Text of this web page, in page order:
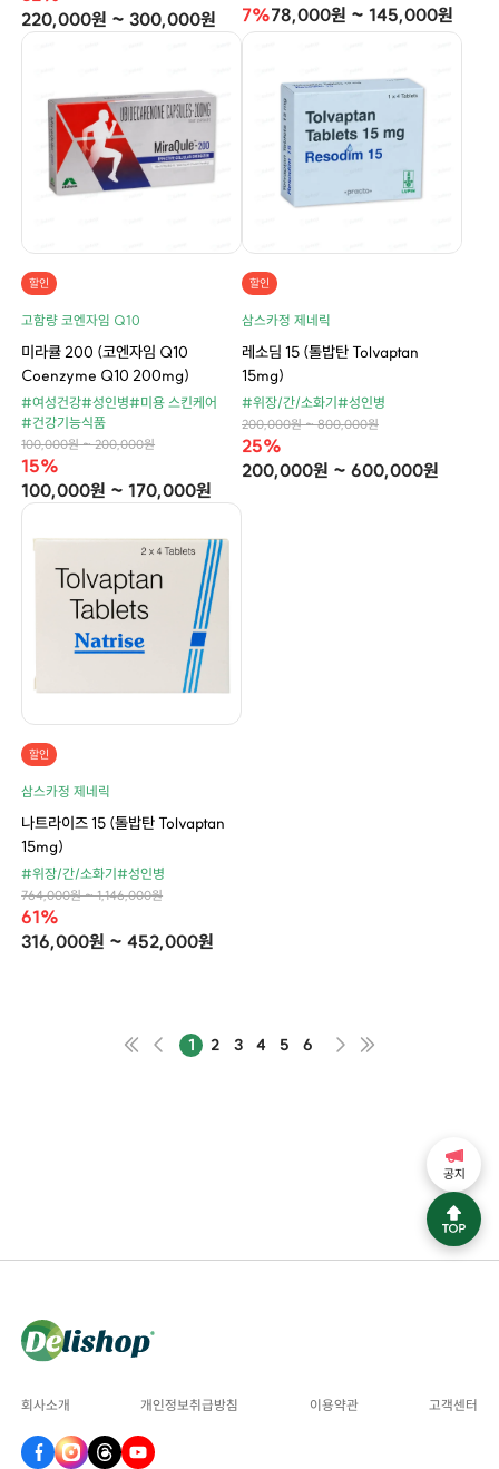
220,000원 ~ 300,000원
7%78,000원 ~ 145,000원
할인
고함량 코엔자임 Q10
미라큘 200 (코엔자임 Q10
Coenzyme Q10 200mg)
#여성건강#성인병#미용 스킨케어
#건강기능식품
100,000원 ~ 200,000원
15%
100,000원 ~ 170,000원
할인
삼스카정 제네릭
레소딤 15 (톨밥탄 Tolvaptan
15mg)
#위장/간/소화기 #성인병
200,000원 ~ 800,000원
25%
200,000원 ~ 600,000원
할인
삼스카정 제네릭
나트라이즈 15 (톨밥탄 Tolvaptan
15mg)
#위장/간/소화기#성인병
764,000원 ~ 1,146,000원
61%
316,000원 ~ 452,000원
1 2 3 4 5 6
회사소개 개인정보취급방침 이용약관 고객센터
공지